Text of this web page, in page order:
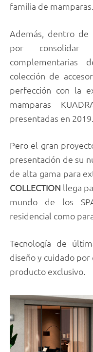
familia de mamparas.
Además, dentro de
por consolidar
complementarias
colección de
perfección con la
mamparas
presentadas en 2019.
Pero el gran
presentación de su
de alta gama para
COLLECTION llega
mundo de los
residencial como
Tecnología de
diseño y cuidado
producto exclusivo.